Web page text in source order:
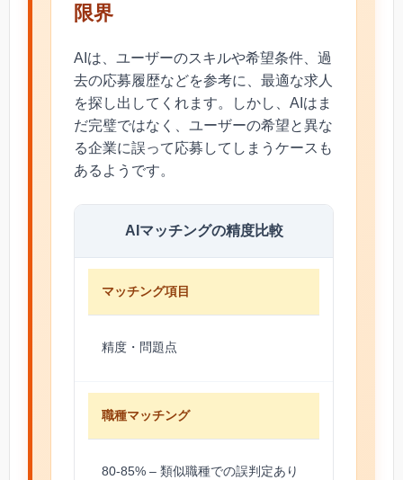
限界
AIは、ユーザーのスキルや希望条件、過
去の応募履歴などを参考に、最適な求人
を探し出してくれます。しかし、AIはま
だ完璧ではなく、ユーザーの希望と異な
る企業に誤って応募してしまうケースも
あるようです。
AIマッチングの精度比較
マッチング項目
精度・問題点
職種マッチング
80-85% – 類似職種での誤判定あり